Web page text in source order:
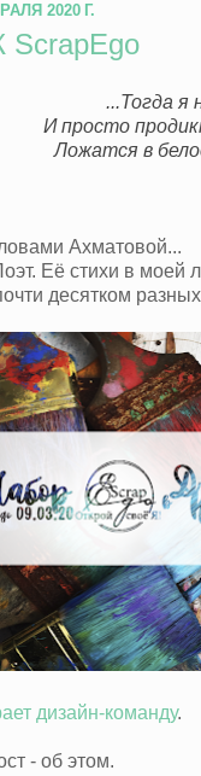
2020 Г.
ScrapEgo
...Тогда я
И просто
Ложатся в
Ахматовой...
Её стихи в моей
десятком разных
дизайн-команду.
- об этом.